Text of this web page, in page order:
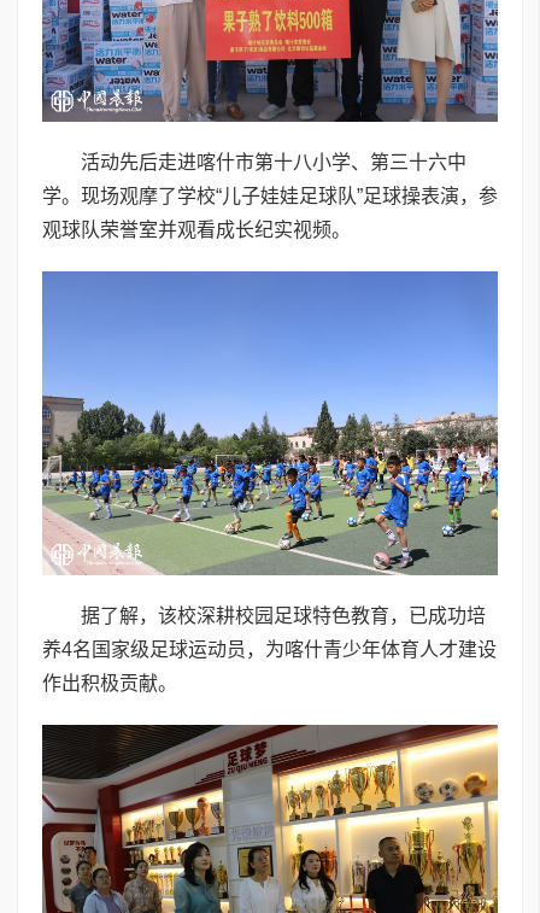
活动先后走进喀什市第十八小学、第三十六中
学。现场观摩了学校“儿子娃娃足球队”足球操表演，参
观球队荣誉室并观看成长纪实视频。
据了解，该校深耕校园足球特色教育，已成功培
养4名国家级足球运动员，为喀什青少年体育人才建设
作出积极贡献。